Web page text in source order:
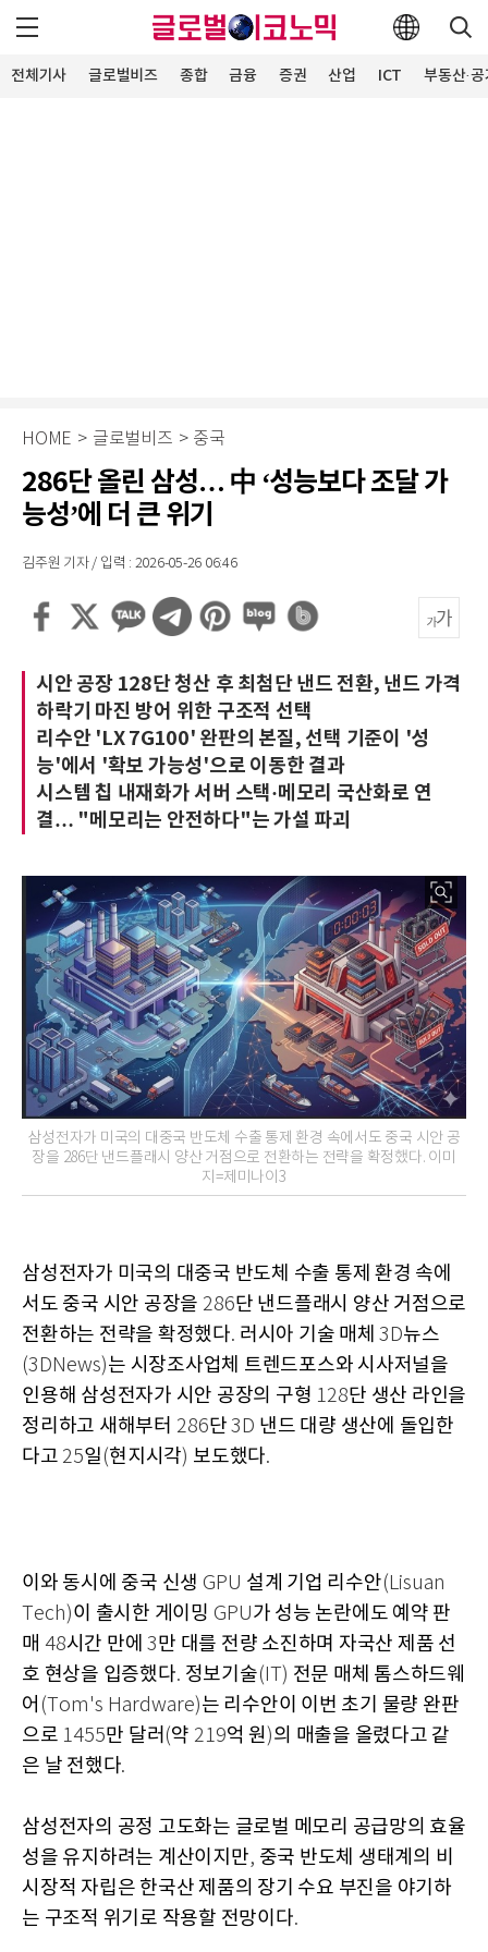
전체기사 글로벌비즈 종합 금융 증권 산업 ICT 부동산·
HOME > 글로벌비즈 > 중국
286단 올린 삼성… 中 ‘성능보다 조달 가
능성’에 더 큰 위기
김주원 기자 / 입력 : 2026-05-26 06:46
시안 공장 128단 청산 후 최첨단 낸드 전환, 낸드 가격
하락기 마진 방어 위한 구조적 선택
리수안 'LX 7G100' 완판의 본질, 선택 기준이 '성
능'에서 '확보 가능성'으로 이동한 결과
시스템 칩 내재화가 서버 스택·메모리 국산화로 연
결… "메모리는 안전하다"는 가설 파괴
삼성전자가 미국의 대중국 반도체 수출 통제 환경 속에서도 중국 시안 공
장을 286단 낸드플래시 양산 거점으로 전환하는 전략을 확정했다. 이미
지=제미나이3
삼성전자가 미국의 대중국 반도체 수출 통제 환경 속에
서도 중국 시안 공장을 286단 낸드플래시 양산 거점으로
전환하는 전략을 확정했다. 러시아 기술 매체3D뉴스
(3DNews)는 시장조사업체 트렌드포스와 시사저널을
인용해 삼성전자가 시안 공장의 구형 128단 생산 라인을
정리하고 새해부터 286단 3D 낸드 대량 생산에 돌입한
다고 25일 (현지시각) 보도했다.
이와 동시에 중국 신생 GPU 설계 기업 리수안(Lisuan
Tech)이 출시한 게이밍 GPU가 성능 논란에도 예약 판
매 48시간 만에 3만 대를 전량 소진하며 자국산 제품 선
호 현상을 입증했다. 정보기술(IT) 전문 매체 톰스하드웨
어 (Tom's Hardware)는 리수안이 이번 초기 물량 완판
으로 1455만 달러 (약 219억 원 )의 매출을 올렸다고 같
은 날 전했다.
삼성전자의 공정 고도화는 글로벌 메모리 공급망의 효율
성을 유지하려는 계산이지만, 중국 반도체 생태계의 비
시장적 자립은 한국산 제품의 장기 수요 부진을 야기하
는 구조적 위기로 작용할 전망이다.